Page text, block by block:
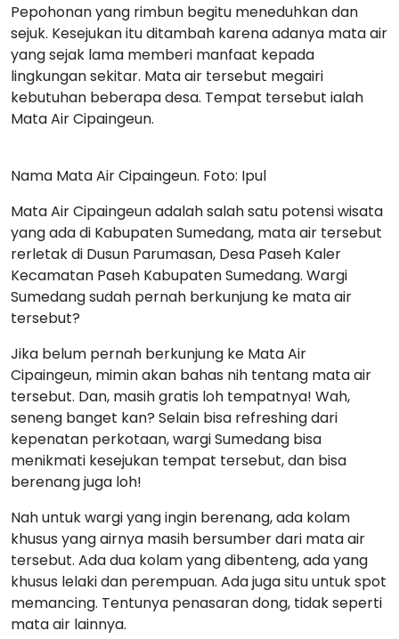
Pepohonan yang rimbun begitu meneduhkan dan
sejuk. Kesejukan itu ditambah karena adanya mata air
yang sejak lama memberi manfaat kepada
lingkungan sekitar. Mata air tersebut megairi
kebutuhan beberapa desa. Tempat tersebut ialah
Mata Air Cipaingeun.
Nama Mata Air Cipaingeun. Foto: Ipul
Mata Air Cipaingeun adalah salah satu potensi wisata
yang ada di Kabupaten Sumedang, mata air tersebut
rerletak di Dusun Parumasan, Desa Paseh Kaler
Kecamatan Paseh Kabupaten Sumedang. Wargi
Sumedang sudah pernah berkunjung ke mata air
tersebut?
Jika belum pernah berkunjung ke Mata Air
Cipaingeun, mimin akan bahas nih tentang mata air
tersebut. Dan, masih gratis loh tempatnya! Wah,
seneng banget kan? Selain bisa refreshing dari
kepenatan perkotaan, wargi Sumedang bisa
menikmati kesejukan tempat tersebut, dan bisa
berenang juga loh!
Nah untuk wargi yang ingin berenang, ada kolam
khusus yang airnya masih bersumber dari mata air
tersebut. Ada dua kolam yang dibenteng, ada yang
khusus lelaki dan perempuan. Ada juga situ untuk spot
memancing. Tentunya penasaran dong, tidak seperti
mata air lainnya.